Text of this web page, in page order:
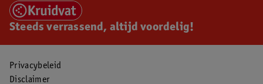
Steeds verrassend, altijd voordelig!
Privacybeleid
Disclaimer